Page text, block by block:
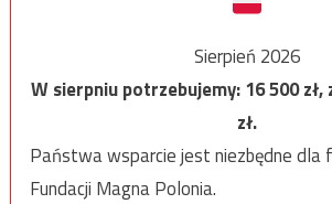
Sierpień 2026
W sierpniu potrzebujemy:16 500
zł.
Państwa wsparcie jest niezbędne dla
Fundacji Magna Polonia.